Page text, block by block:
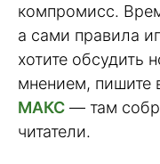
компромисс.
а сами правила
хотите обсудить
мнением, пишите
МАКС — там
читатели.